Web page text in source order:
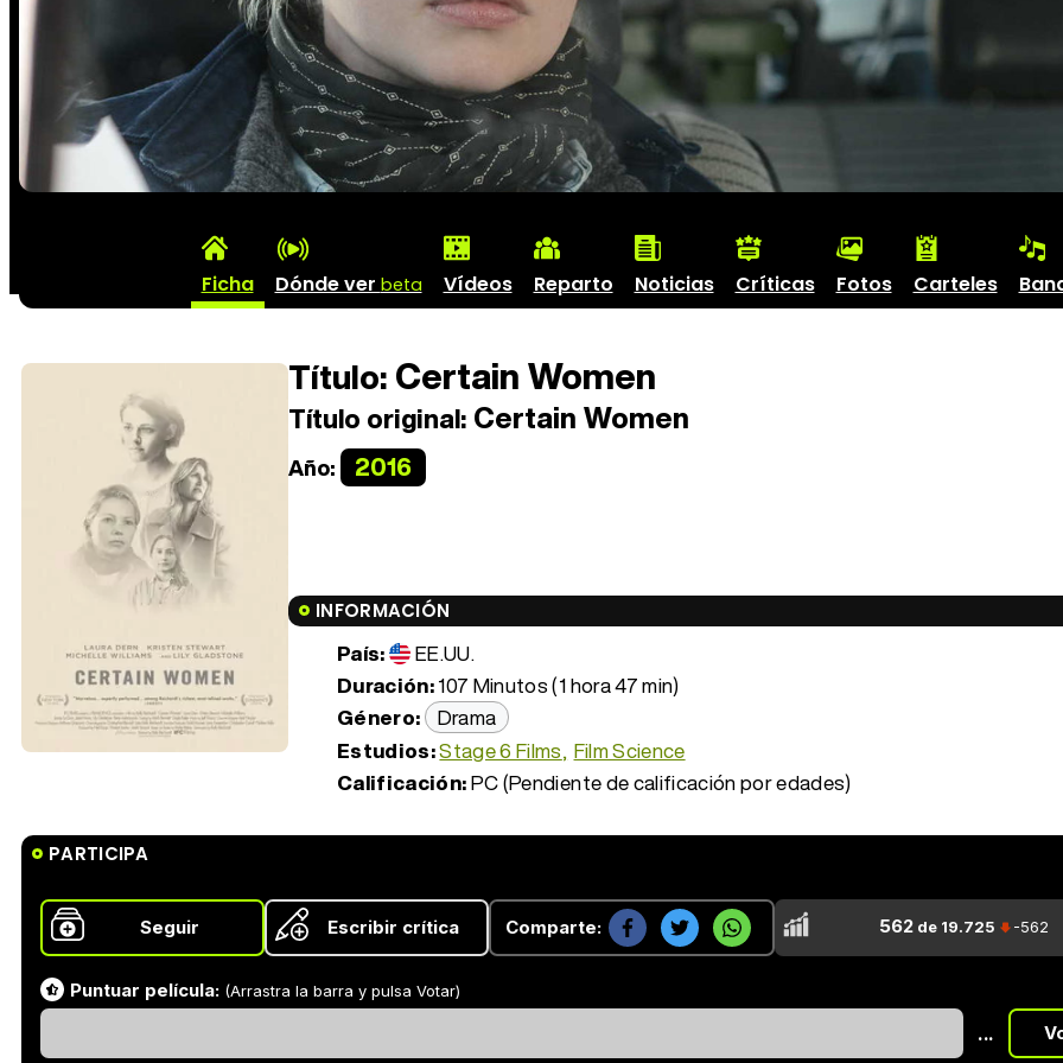
Ficha Dónde ver beta Vídeos Reparto Noticias Críticas Fotos Carteles
Título:Certain Women
Título original: Certain Women
Año: 2016
INFORMACIÓN
País:
EE.UU.
Duración:107 Minutos (1 hora 47 min)
Género: Drama
Estudios:Stage 6 Films Film Science
Calificación:PC (Pendiente de calificación por edades)
PARTICIPA
Seguir Escribir crítica Comparte: 562 de 19.725 -562
Puntuar película: (Arrastra la barra y pulsa Votar)
...